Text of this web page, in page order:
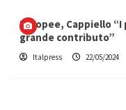
Europee, Cappiello
grande contributo”
Italpress 22/05/2024